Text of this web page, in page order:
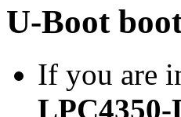
U-Boot
If you are
LPC4350-